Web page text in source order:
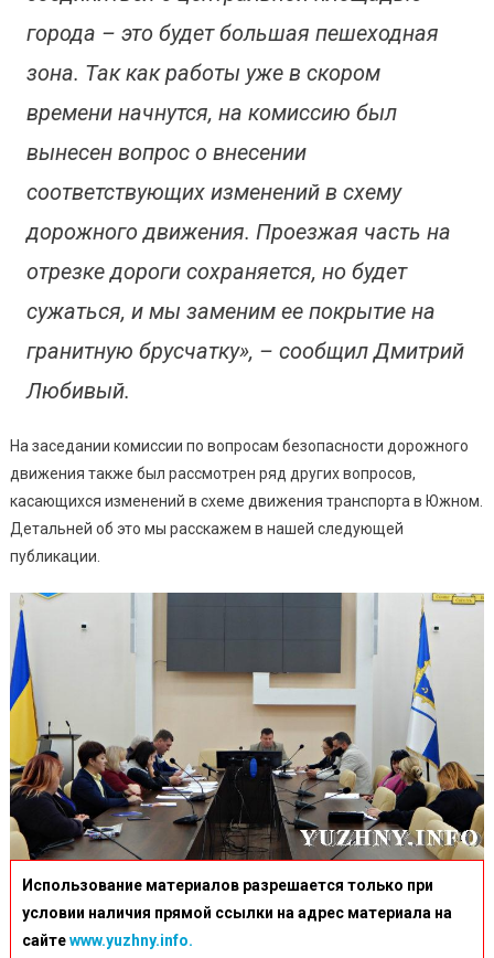
города – это будет большая пешеходная
зона. Так как работы уже в скором
времени начнутся, на комиссию был
вынесен вопрос о внесении
соответствующих изменений в схему
дорожного движения. Проезжая часть на
отрезке дороги сохраняется, но будет
сужаться, и мы заменим ее покрытие на
гранитную брусчатку», – сообщил Дмитрий
Любивый.
На заседании комиссии по вопросам безопасности дорожного
движения также был рассмотрен ряд других вопросов,
касающихся изменений в схеме движения транспорта в Южном.
Детальней об это мы расскажем в нашей следующей
публикации.
Использование материалов разрешается только при
условии наличия прямой ссылки на адрес материала на
сайтеwww.yuzhny.info.